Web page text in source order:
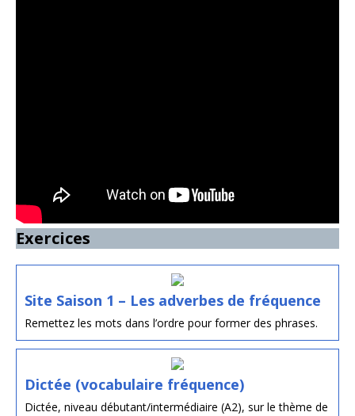
Exercices
Site Saison 1 – Les adverbes de fréquence
Remettez les mots dans l’ordre pour former des phrases.
Dictée (vocabulaire fréquence)
Dictée, niveau débutant/intermédiaire (A2), sur le thème de